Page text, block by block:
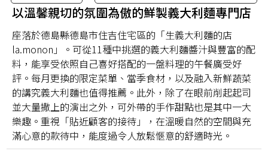
以溫馨親切的氛圍為傲的鮮製義大利麵專門店
座落於德島縣德島市住吉住宅區的「生義大利麵的店
la.monon」。可從11種中挑選的義大利麵醬汁與豐富的配
料，能享受依照自己喜好搭配的一盤料理的午餐廣受好
評。每月更換的限定菜單、當季食材，以及融入新鮮蔬菜
的講究義大利麵也值得推薦。此外，除了在眼前削起起司
並大量撒上的演出之外，可外帶的手作甜點也是其中一大
樂趣。重視「貼近顧客的接待」，在溫暖自然的空間與充
滿心意的款待中，能度過令人放鬆愜意的舒適時光。